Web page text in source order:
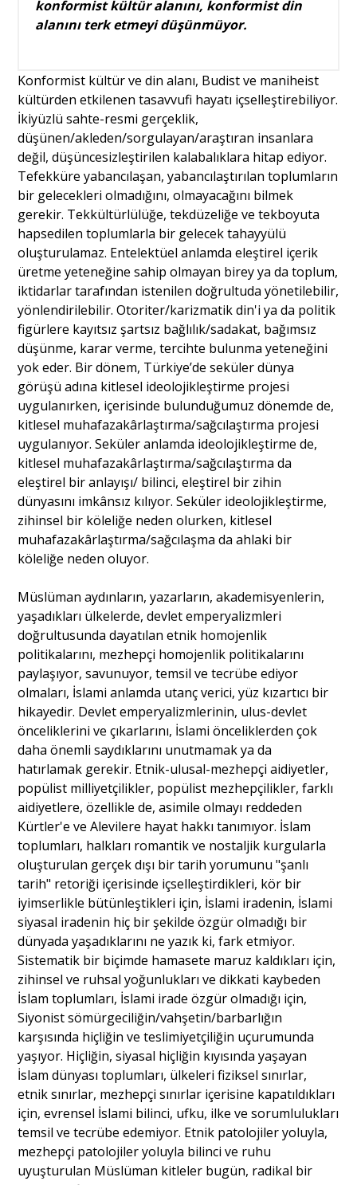
konformist kültür alanını, konformist din
alanını terk etmeyi düşünmüyor.
Konformist kültür ve din alanı, Budist ve maniheist
kültürden etkilenen tasavvufi hayatı içselleştirebiliyor.
İkiyüzlü sahte-resmi gerçeklik,
düşünen/akleden/sorgulayan/araştıran insanlara
değil, düşüncesizleştirilen kalabalıklara hitap ediyor.
Tefekküre yabancılaşan, yabancılaştırılan toplumların
bir gelecekleri olmadığını, olmayacağını bilmek
gerekir. Tekkültürlülüğe, tekdüzeliğe ve tekboyuta
hapsedilen toplumlarla bir gelecek tahayyülü
oluşturulamaz. Entelektüel anlamda eleştirel içerik
üretme yeteneğine sahip olmayan birey ya da toplum,
iktidarlar tarafından istenilen doğrultuda yönetilebilir,
yönlendirilebilir. Otoriter/karizmatik din'i ya da politik
figürlere kayıtsız şartsız bağlılık/sadakat, bağımsız
düşünme, karar verme, tercihte bulunma yeteneğini
yok eder. Bir dönem, Türkiye’de seküler dünya
görüşü adına kitlesel ideolojikleştirme projesi
uygulanırken, içerisinde bulunduğumuz dönemde de,
kitlesel muhafazakârlaştırma/sağcılaştırma projesi
uygulanıyor. Seküler anlamda ideolojikleştirme de,
kitlesel muhafazakârlaştırma/sağcılaştırma da
eleştirel bir anlayışı/ bilinci, eleştirel bir zihin
dünyasını imkânsız kılıyor. Seküler ideolojikleştirme,
zihinsel bir köleliğe neden olurken, kitlesel
muhafazakârlaştırma/sağcılaşma da ahlaki bir
köleliğe neden oluyor.
Müslüman aydınların, yazarların, akademisyenlerin,
yaşadıkları ülkelerde, devlet emperyalizmleri
doğrultusunda dayatılan etnik homojenlik
politikalarını, mezhepçi homojenlik politikalarını
paylaşıyor, savunuyor, temsil ve tecrübe ediyor
olmaları, İslami anlamda utanç verici, yüz kızartıcı bir
hikayedir. Devlet emperyalizmlerinin, ulus-devlet
önceliklerini ve çıkarlarını, İslami önceliklerden çok
daha önemli saydıklarını unutmamak ya da
hatırlamak gerekir. Etnik-ulusal-mezhepçi aidiyetler,
popülist milliyetçilikler, popülist mezhepçilikler, farklı
aidiyetlere, özellikle de, asimile olmayı reddeden
Kürtler'e ve Alevilere hayat hakkı tanımıyor. İslam
toplumları, halkları romantik ve nostaljik kurgularla
oluşturulan gerçek dışı bir tarih yorumunu "şanlı
tarih" retoriği içerisinde içselleştirdikleri, kör bir
iyimserlikle bütünleştikleri için, İslami iradenin, İslami
siyasal iradenin hiç bir şekilde özgür olmadığı bir
dünyada yaşadıklarını ne yazık ki, fark etmiyor.
Sistematik bir biçimde hamasete maruz kaldıkları için,
zihinsel ve ruhsal yoğunlukları ve dikkati kaybeden
İslam toplumları, İslami irade özgür olmadığı için,
Siyonist sömürgeciliğin/vahşetin/barbarlığın
karşısında hiçliğin ve teslimiyetçiliğin uçurumunda
yaşıyor. Hiçliğin, siyasal hiçliğin kıyısında yaşayan
İslam dünyası toplumları, ülkeleri fiziksel sınırlar,
etnik sınırlar, mezhepçi sınırlar içerisine kapatıldıkları
için, evrensel İslami bilinci, ufku, ilke ve sorumlulukları
temsil ve tecrübe edemiyor. Etnik patolojiler yoluyla,
mezhepçi patolojiler yoluyla bilinci ve ruhu
uyuşturulan Müslüman kitleler bugün, radikal bir